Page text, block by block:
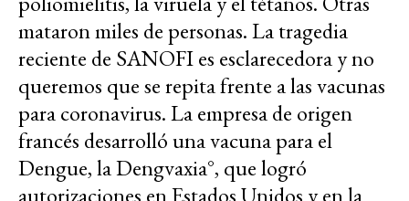
mataron miles de personas. La tragedia
reciente de SANOFI es esclarecedora y no
queremos que se repita frente a las vacunas
para coronavirus. La empresa de origen
francés desarrolló una vacuna para el
Dengue, la Dengvaxia°, que logró
autorizaciones en Estados Unidos y en la